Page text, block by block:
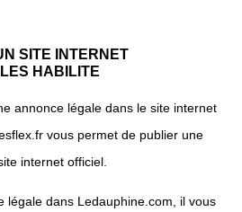
SITE INTERNET
HABILITE
annonce légale dans le site internet
vous permet de publier une
internet officiel.
légale dans Ledauphine.com, il vous